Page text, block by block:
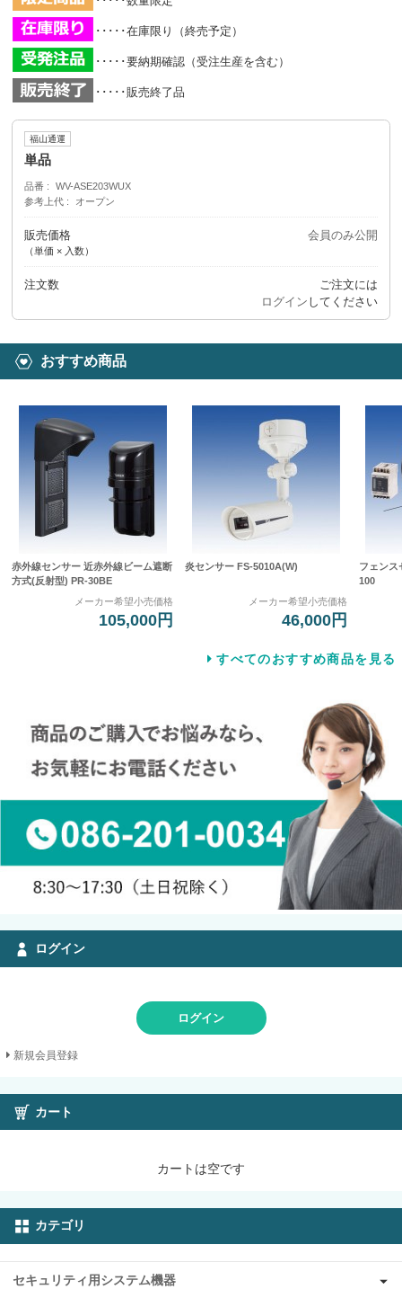
･････在庫限り（終売予定）
･････要納期確認（受注生産を含む）
･････販売終了品
福山通運
単品
品番
WV-ASE203WUX
参考上代
オープン
販売価格
（単価 × 入数）
会員のみ公開
注文数
ご注文には
ログイン してください
おすすめ商品
赤外線センサー 近赤外線ビーム遮断
方式(反射型) PR-30BE
メーカー希望小売価格
105,000円
炎センサー FS-5010A(W)
メーカー希望小売価格
46,000円
フェンス
100
すべてのおすすめ商品を見る
ログイン
ログイン
新規会員登録
カート
カートは空です
カテゴリ
セキュリティ用システム機器